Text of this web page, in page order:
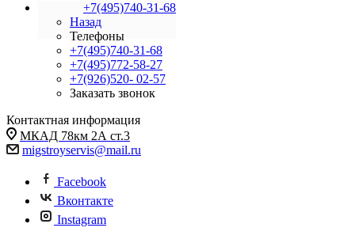
+7(495)740-31-68
Назад
Телефоны
+7(495)740-31-68
+7(495)772-58-27
+7(926)520- 02-57
Заказать звонок
Контактная информация
МКАД 78км 2А ст.3
migstroyservis@mail.ru
Facebook
Вконтакте
Instagram